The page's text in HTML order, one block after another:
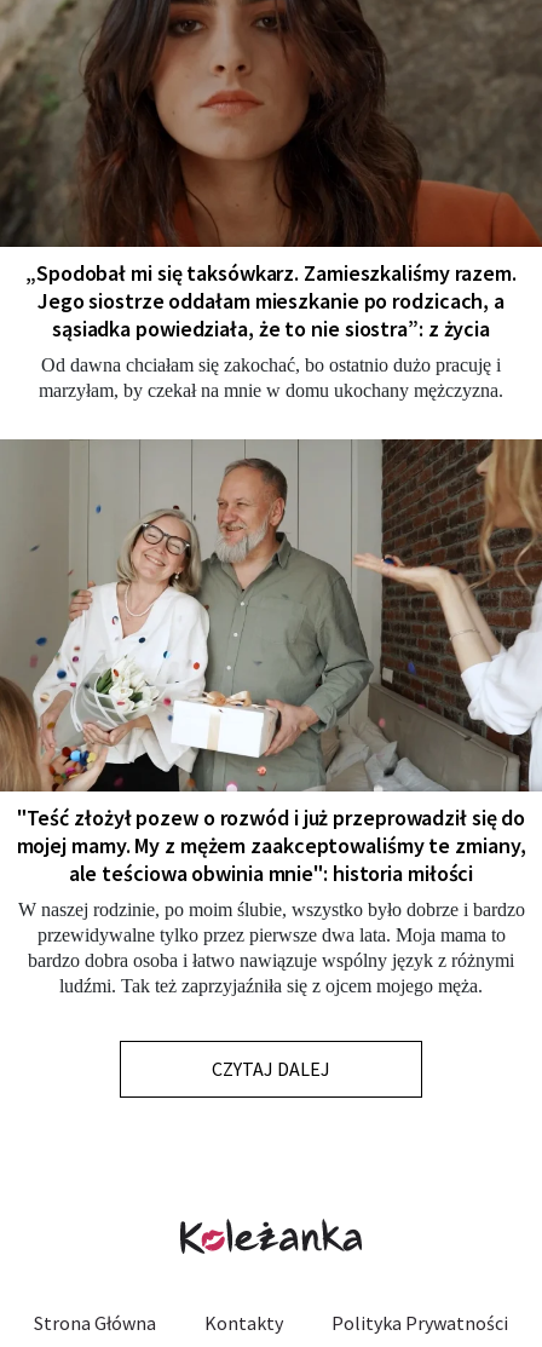
„Spodobał mi się taksówkarz. Zamieszkaliśmy razem.
Jego siostrze oddałam mieszkanie po rodzicach, a
sąsiadka powiedziała, że to nie siostra”: z życia
Od dawna chciałam się zakochać, bo ostatnio dużo pracuję i
marzyłam, by czekał na mnie w domu ukochany mężczyzna.
"Teść złożył pozew o rozwód i już przeprowadził się do
mojej mamy. My z mężem zaakceptowaliśmy te zmiany,
ale teściowa obwinia mnie": historia miłości
W naszej rodzinie, po moim ślubie, wszystko było dobrze i bardzo
przewidywalne tylko przez pierwsze dwa lata. Moja mama to
bardzo dobra osoba i łatwo nawiązuje wspólny język z różnymi
ludźmi. Tak też zaprzyjaźniła się z ojcem mojego męża.
CZYTAJ DALEJ
Strona Główna Kontakty Polityka Prywatności